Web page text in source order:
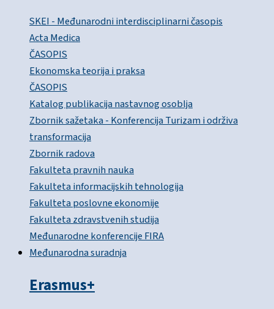
SKEI - Međunarodni interdisciplinarni časopis
Acta Medica
ČASOPIS
Ekonomska teorija i praksa
ČASOPIS
Katalog publikacija nastavnog osoblja
Zbornik sažetaka - Konferencija Turizam i održiva
transformacija
Zbornik radova
Fakulteta pravnih nauka
Fakulteta informacijskih tehnologija
Fakulteta poslovne ekonomije
Fakulteta zdravstvenih studija
Međunarodne konferencije FIRA
Međunarodna suradnja
Erasmus+